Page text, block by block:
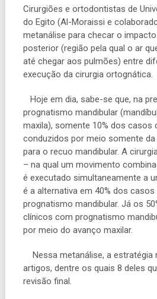
Cirurgiões e ortodontistas de
do Egito (Al-Moraissi e
metanálise para checar o
posterior (região pelaqual o ar
até chegar aos pulmões) entre
execução da cirurgia ortognática.
Hoje em dia, sabe-se que, na
prognatismo mandibular
maxila), somente 10% dos casos
conduzidos por meio somente
para o recuo mandibular. A
– na qual um movimento
é executado simultaneamente a
é a alternativa em 40% dos
prognatismo mandibular. Já os
clínicos com prognatismo
por meio do avanço maxilar.
Nessametanálise, a estratégia
artigos, dentre os quais 8 deles
revisão final.